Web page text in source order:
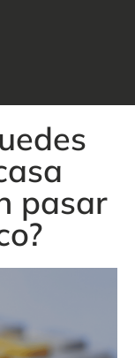
pasar